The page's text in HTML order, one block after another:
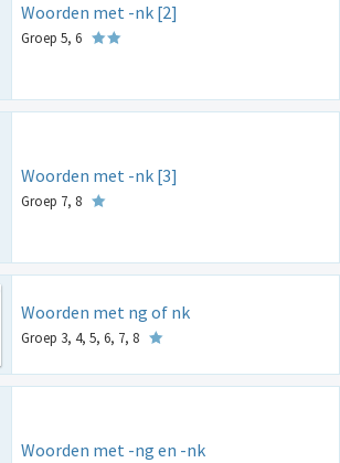
Woorden met -nk [2]
Groep 5, 6
Woorden met -nk [3]
Groep 7, 8
Woorden met ng of nk
Groep 3, 4, 5, 6, 7, 8
Woorden met -ng en -nk